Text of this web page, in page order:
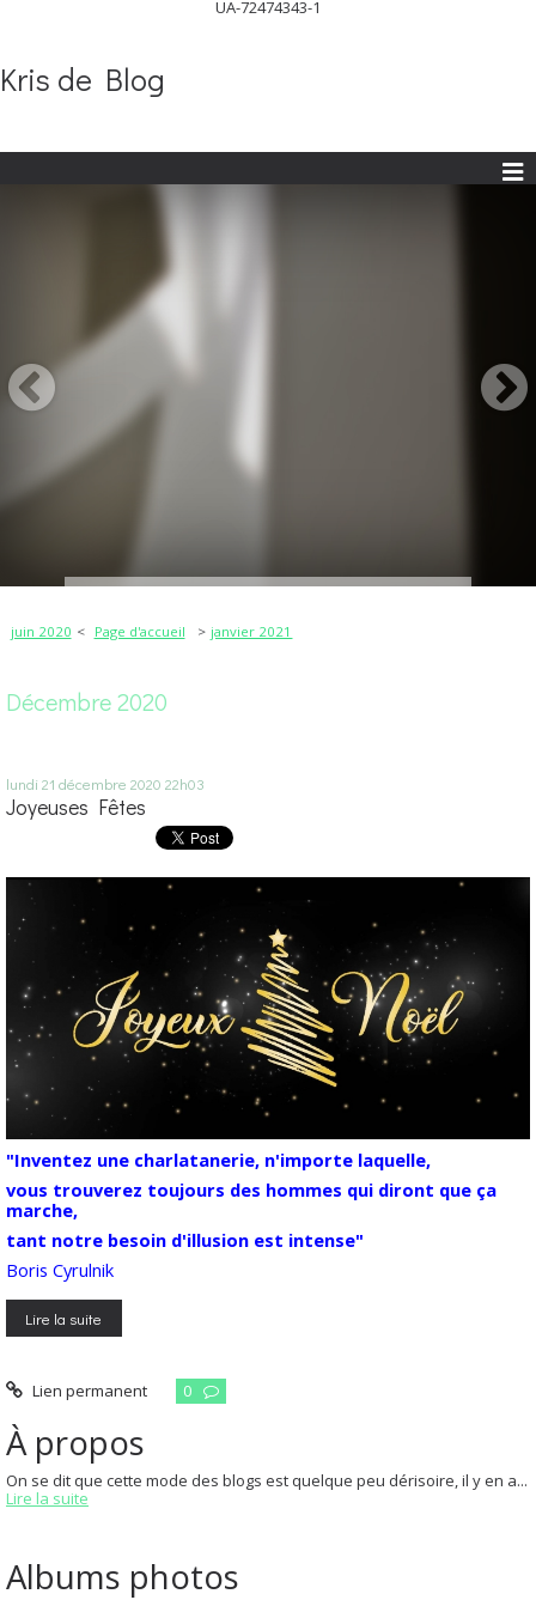
UA-72474343-1
Kris de Blog
juin 2020 Page d'accueil janvier 2021
Décembre 2020
lundi 21 décembre 2020 22h03
Joyeuses Fêtes
"Inventez une charlatanerie, n'importe laquelle,
vous trouverez toujours des hommes qui diront que ça
marche,
tant notre besoin d'illusion est intense"
Boris Cyrulnik
Lire la suite
Lien permanent 0
À propos
On se dit que cette mode des blogs est quelque peu dérisoire, il y en a...
Lire la suite
Albums photos